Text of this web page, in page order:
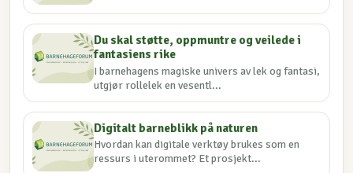
Du skal støtte, oppmuntre og veilede i
fantasiens rike
I barnehagens magiske univers av lek og fantasi,
utgjør rollelek en vesentl...
Digitalt barneblikk på naturen
Hvordan kan digitale verktøy brukes som en
ressurs i uterommet? Et prosjekt...